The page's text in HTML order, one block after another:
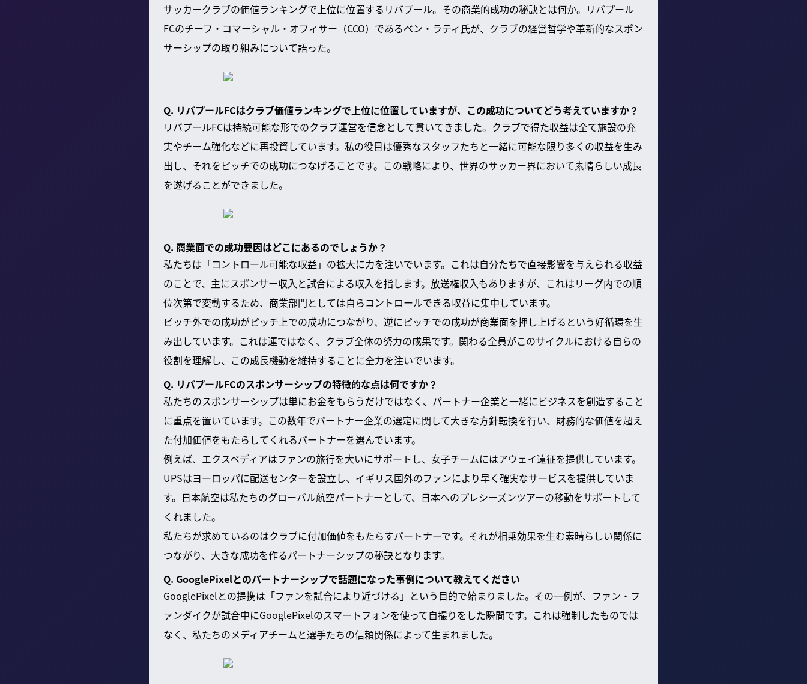
サッカークラブの価値ランキングで上位に位置するリバプール。その商業的成功の秘訣とは何か。リバプール
FCのチーフ・コマーシャル・オフィサー（CCO）であるベン・ラティ氏が、クラブの経営哲学や革新的なスポン
サーシップの取り組みについて語った。
Q. リバプールFCはクラブ価値ランキングで上位に位置していますが、この成功についてどう考えていますか？
リバプールFCは持続可能な形でのクラブ運営を信念として貫いてきました。クラブで得た収益は全て施設の充
実やチーム強化などに再投資しています。私の役目は優秀なスタッフたちと一緒に可能な限り多くの収益を生み
出し、それをピッチでの成功につなげることです。この戦略により、世界のサッカー界において素晴らしい成長
を遂げることができました。
Q. 商業面での成功要因はどこにあるのでしょうか？
私たちは「コントロール可能な収益」の拡大に力を注いでいます。これは自分たちで直接影響を与えられる収益
のことで、主にスポンサー収入と試合による収入を指します。放送権収入もありますが、これはリーグ内での順
位次第で変動するため、商業部門としては自らコントロールできる収益に集中しています。
ピッチ外での成功がピッチ上での成功につながり、逆にピッチでの成功が商業面を押し上げるという好循環を生
み出しています。これは運ではなく、クラブ全体の努力の成果です。関わる全員がこのサイクルにおける自らの
役割を理解し、この成長機動を維持することに全力を注いでいます。
Q. リバプールFCのスポンサーシップの特徴的な点は何ですか？
私たちのスポンサーシップは単にお金をもらうだけではなく、パートナー企業と一緒にビジネスを創造すること
に重点を置いています。この数年でパートナー企業の選定に関して大きな方針転換を行い、財務的な価値を超え
た付加価値をもたらしてくれるパートナーを選んでいます。
例えば、エクスペディアはファンの旅行を大いにサポートし、女子チームにはアウェイ遠征を提供しています。
UPSはヨーロッパに配送センターを設立し、イギリス国外のファンにより早く確実なサービスを提供していま
す。日本航空は私たちのグローバル航空パートナーとして、日本へのプレシーズンツアーの移動をサポートして
くれました。
私たちが求めているのはクラブに付加価値をもたらすパートナーです。それが相乗効果を生む素晴らしい関係に
つながり、大きな成功を作るパートナーシップの秘訣となります。
Q. GooglePixelとのパートナーシップで話題になった事例について教えてください
GooglePixelとの提携は「ファンを試合により近づける」という目的で始まりました。その一例が、ファン・フ
ァンダイクが試合中にGooglePixelのスマートフォンを使って自撮りをした瞬間です。これは強制したものでは
なく、私たちのメディアチームと選手たちの信頼関係によって生まれました。